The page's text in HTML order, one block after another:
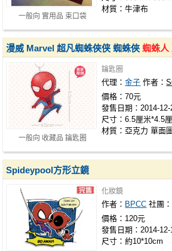
一般向 實用品 束口袋
材質：牛津布
一般向 收藏品 鑰匙圈
漫威 Marvel 超凡蜘蛛俠侠 蜘蛛俠蜘蛛人
鑰匙圈
代理：金子 作者：
價格：70元
發售日期：2014-12-
尺寸：6.5厘米*4.5
材質：亞克力 單面
Spideypool方形立鏡
化妝鏡
作者： BPCC 社團：
價格：120元
發售日期：2014-12-
尺寸：約10*10cm